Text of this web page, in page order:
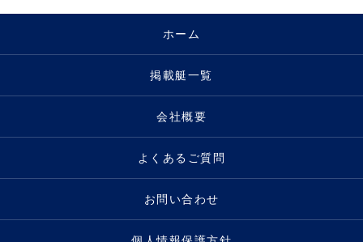
ホーム
掲載艇一覧
会社概要
よくあるご質問
お問い合わせ